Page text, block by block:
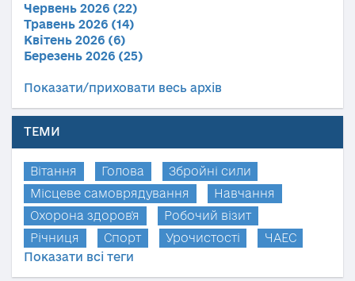
Червень 2026 (22)
Травень 2026 (14)
Квітень 2026 (6)
Березень 2026 (25)
Показати/приховати весь архів
ТЕМИ
Вітання Голова
Збройні сили
Місцеве самоврядування
Навчання
Охорона здоров'я
Робочий візит
Річниця
Спорт Урочистості
ЧАЕС
Показати всі теги